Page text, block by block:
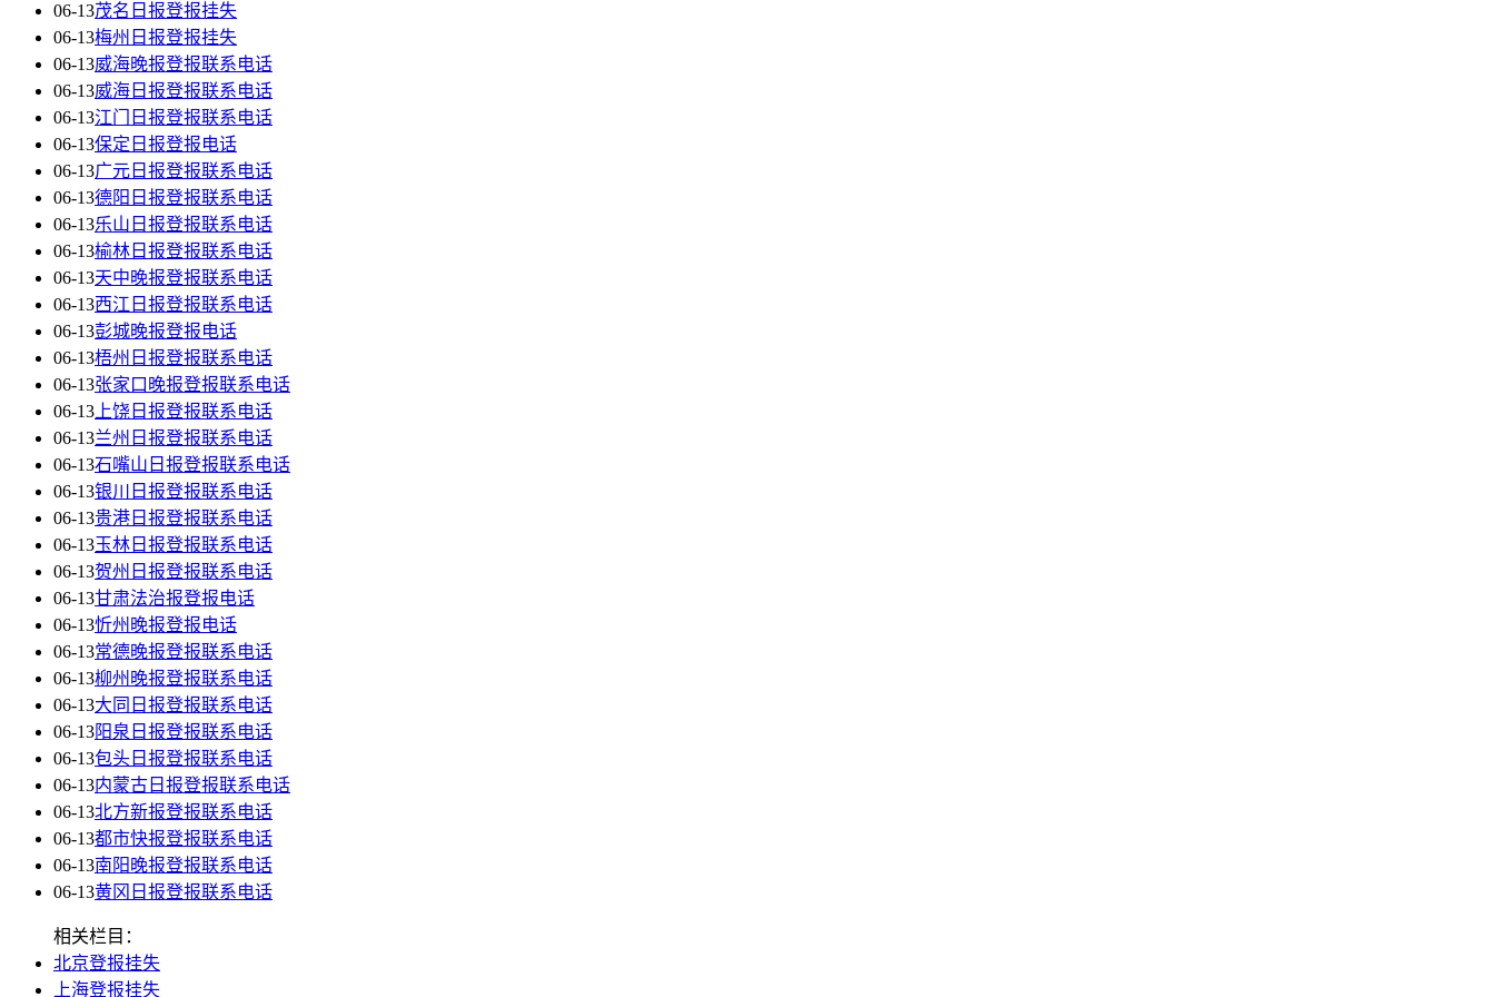
06-13茂名日报登报挂失
06-13梅州日报登报挂失
06-13威海晚报登报联系电话
06-13威海日报登报联系电话
06-13江门日报登报联系电话
06-13保定日报登报电话
06-13广元日报登报联系电话
06-13德阳日报登报联系电话
06-13乐山日报登报联系电话
06-13榆林日报登报联系电话
06-13天中晚报登报联系电话
06-13西江日报登报联系电话
06-13彭城晚报登报电话
06-13梧州日报登报联系电话
06-13张家口晚报登报联系电话
06-13 上饶日报登报联系电话
06-13兰州日报登报联系电话
06-13石嘴山日报登报联系电话
06-13银川日报登报联系电话
06-13贵港日报登报联系电话
06-13玉林日报登报联系电话
06-13贺州日报登报联系电话
06-13甘肃法治报登报电话
06-13忻州晚报登报电话
06-13常德晚报登报联系电话
06-13柳州晚报登报联系电话
06-13大同日报登报联系电话
06-13阳泉日报登报联系电话
06-13包头日报登报联系电话
06-13内蒙古日报登报联系电话
06-13北方新报登报联系电话
06-13都市快报登报联系电话
06-13南阳晚报登报联系电话
06-13黄冈日报登报联系电话
相关栏目：
北京登报挂失
上海登报挂失